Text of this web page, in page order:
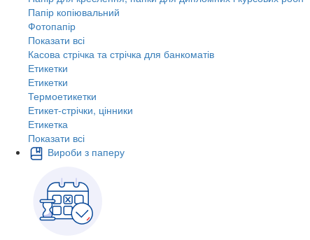
Папір копіювальний
Фотопапір
Показати всі
Касова стрічка та стрічка для банкоматів
Етикетки
Етикетки
Термоетикетки
Етикет-стрічки, цінники
Етикетка
Показати всі
Вироби з паперу